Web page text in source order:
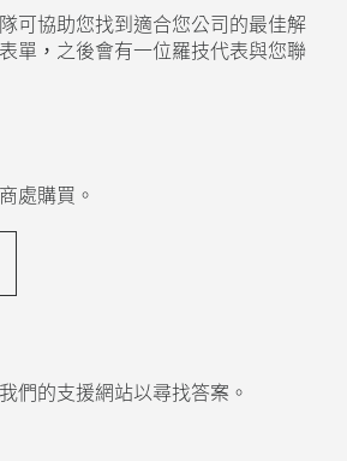
LIFE PLASTICS 製造
膠零件包含至少 58% 的消費後回
關於回收塑膠
可協助您找到適合您公司的最佳解
單，之後會有一位羅技代表與您聯
處購買。
們的支援網站以尋找答案。